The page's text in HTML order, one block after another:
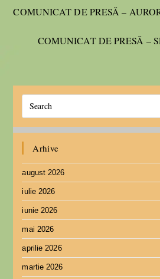
COMUNICAT DE PRESĂ –
COMUNICAT DE PRESĂ –
Arhive
august 2026
iulie 2026
iunie 2026
mai 2026
aprilie 2026
martie 2026